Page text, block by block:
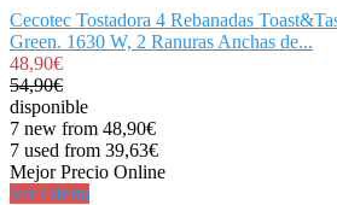
Cecotec Tostadora 4 Rebanadas
Green. 1630 W, 2 Ranuras Anchas de...
48,90€
54,90€
disponible
7 new from 48,90€
7 used from 39,63€
Mejor Precio Online
Ver Oferta